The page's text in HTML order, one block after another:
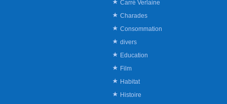
Carré Verlaine
Charades
Consommation
divers
Education
Film
Habitat
Histoire